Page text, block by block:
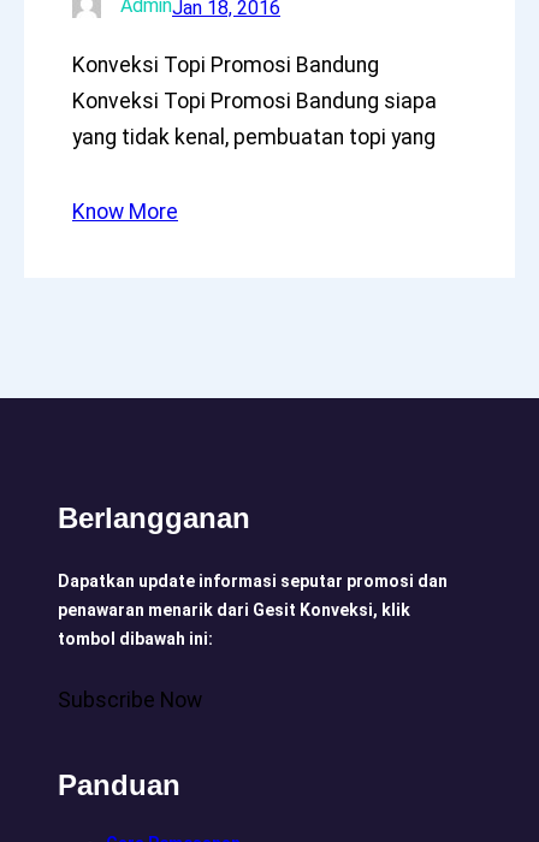
AdminJan 18, 2016
Konveksi Topi Promosi Bandung
Konveksi Topi Promosi Bandung siapa
yang tidak kenal, pembuatan topi yang
Know More
Berlangganan
Dapatkan update informasi seputar promosi dan
penawaran menarik dari Gesit Konveksi, klik
tombol dibawah ini:
Subscribe Now
Panduan